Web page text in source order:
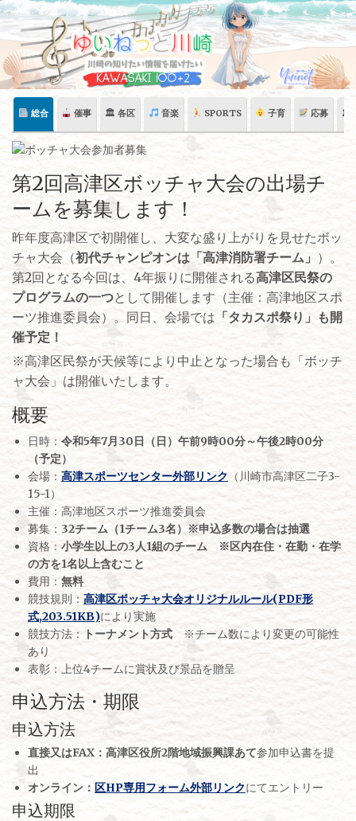
Skip
content
総合 催事 🏛 各区 音楽 SPORTS 子育 応募 🏛
第2回高津区ボッチャ大会の出場チ
ームを募集します！
昨年度高津区で初開催し、大変な盛り上がりを見せたボッ
チャ大会（初代チャンピオンは「高津消防署チーム」 ）。
第2回となる今回は、4年振りに開催される高津区民祭の
プログラムの一つとして開催します（主催：高津地区スポ
ーツ推進委員会）。同日、会場では 「タカスポ祭り」も開
催予定！
※高津区民祭が天候等により中止となった場合も「ボッチ
ャ大会」は開催いたします。
概要
日時：令和5年7月30日（日）午前9時00分～午後2時00分
（予定）
会場： 高津スポーツセンター外部リンク （川崎市高津区二子3-
15-1）
主催：高津地区スポーツ推進委員会
募集： 32チーム（1チーム3名）※申込多数の場合は抽選
資格： 小学生以上の3人1組のチーム ※区内在住・在勤・在学
の方を1名以上含むこと
費用：無料
競技規則： 高津区ボッチャ大会オリジナルルール(PDF形
式,203.51KB)により実施
競技方法： トーナメント方式 ※チーム数により変更の可能性
あり
表彰：上位4チームに賞状及び景品を贈呈
申込方法・期限
申込方法
直接又はFAX：高津区役所2階地域振興課あて参加申込書を提
出
オンライン： 区HP専用フォーム外部リンクにてエントリー
申込期限